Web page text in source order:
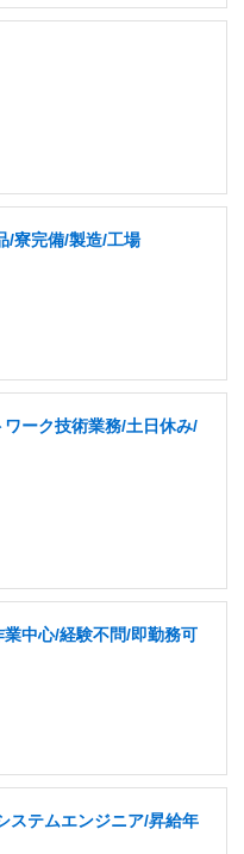
/寮完備/製造/工場
ーク技術業務/土日休み/
中心/経験不問/即勤務可
ステムエンジニア/昇給年